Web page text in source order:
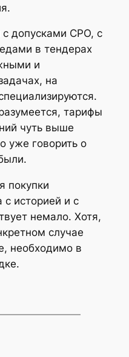
с допусками СРО, с
в тендерах
и
на
тарифы
чуть выше
уже говорить о
покупки
с историей и с
немало. Хотя,
случае
необходимо в